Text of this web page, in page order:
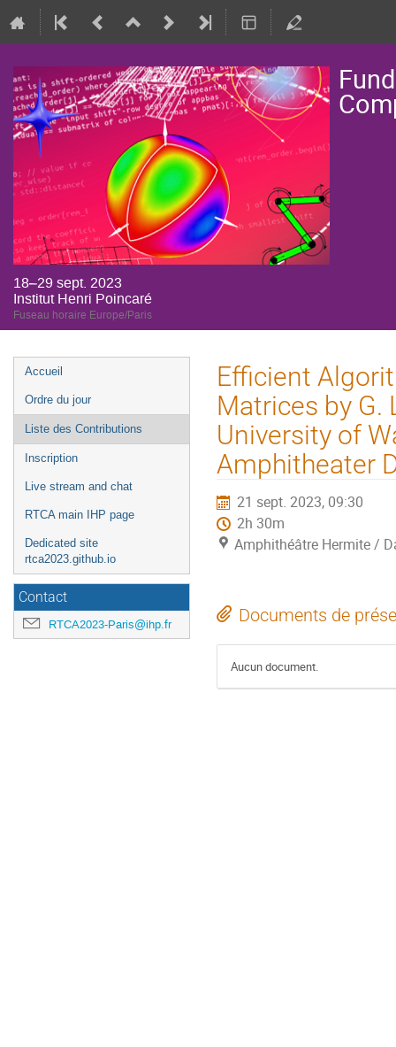
18–29 sept. 2023
Institut Henri Poincaré
Fuseau horaire Europe/Paris
Menu
de
l'événement
Accueil
Ordre du jour
Liste des Contributions
Inscription
Live stream and chat
RTCA main IHP page
Dedicated site
rtca2023.github.io
Contact
RTCA2023-Paris@ihp.fr
Efficient
Matrices by G.
University of
Amphitheater
21 sept. 2023, 09:30
2h 30m
Amphithéâtre Hermite /
Documents de
Aucun document.